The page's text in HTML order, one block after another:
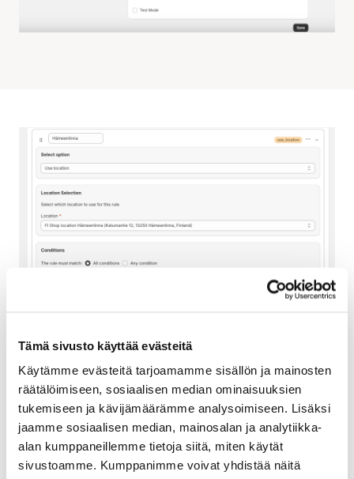
Tämä sivusto käyttää evästeitä
Käytämme evästeitä tarjoamamme sisällön ja mainosten
räätälöimiseen, sosiaalisen median ominaisuuksien
tukemiseen ja kävijämäärämme analysoimiseen. Lisäksi
jaamme sosiaalisen median, mainosalan ja analytiikka-
alan kumppaneillemme tietoja siitä, miten käytät
sivustoamme. Kumppanimme voivat yhdistää näitä